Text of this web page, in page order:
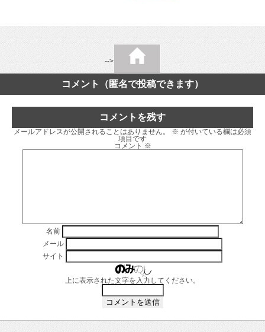
-->
コメント（匿名で投稿できます）
コメントを残す
メールアドレスが公開されることはありません。 ※ が付いている欄は必須
項目です
コメント ※
名前
メール
サイト
上に表示された文字を入力してください。